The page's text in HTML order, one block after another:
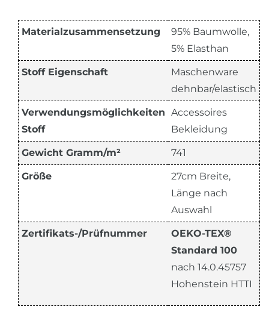
Materialzusammensetzung
95% Baumwolle,
5% Elasthan
Stoff Eigenschaft
Maschenware
dehnbar/elastisch
Verwendungsmöglichkeiten
Stoff
Accessoires
Bekleidung
Gewicht Gramm/m² 741
Größe
27cm Breite,
Länge nach
Auswahl
Zertifikats-/Prüfnummer
OEKO-TEX®
Standard 100
nach 14.0.45757
Hohenstein HTTI